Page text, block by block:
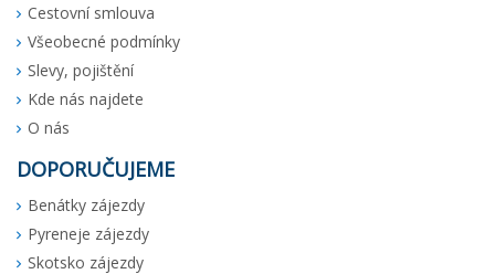
Cestovní smlouva
Všeobecné podmínky
Slevy, pojištění
Kde nás najdete
O nás
DOPORUČUJEME
Benátky zájezdy
Pyreneje zájezdy
Skotsko zájezdy